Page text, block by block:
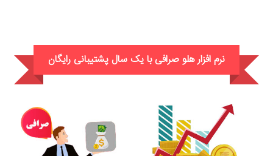
نرم افزار هلو صرافی با یک سال پشتیبانی رایگان